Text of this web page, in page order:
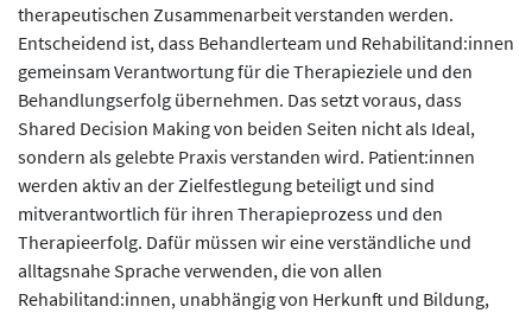
therapeutischen Zusammenarbeit verstanden werden.
Entscheidend ist, dass Behandlerteam und Rehabilitand:innen
gemeinsam Verantwortung für die Therapieziele und den
Behandlungserfolg übernehmen. Das setzt voraus, dass
Shared Decision Making von beiden Seiten nicht als Ideal,
sondern als gelebte Praxis verstanden wird. Patient:innen
werden aktiv an der Zielfestlegung beteiligt und sind
mitverantwortlich für ihren Therapieprozess und den
Therapieerfolg. Dafür müssen wir eine verständliche und
alltagsnahe Sprache verwenden, die von allen
Rehabilitand:innen, unabhängig von Herkunft und Bildung,